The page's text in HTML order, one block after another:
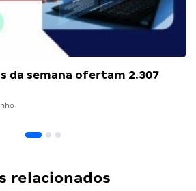
da semana ofertam 2.307
relacionados